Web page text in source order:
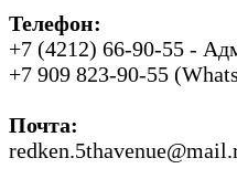
Телефон:
+7 (4212) 66-90-55 -
+7 909 823-90-55
Почта: